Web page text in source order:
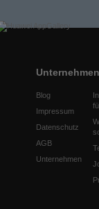
Unternehmen
Blog
Impressum
Datenschutz
AGB
Unternehmen